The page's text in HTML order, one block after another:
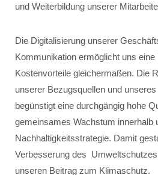
und Weiterbildung unserer
Die Digitalisierung unserer
Kommunikation ermöglicht uns
Kostenvorteile gleichermaßen. Die
unserer Bezugsquellen und
begünstigt eine durchgängig hohe
gemeinsames Wachstum innerhalb
Nachhaltigkeitsstrategie. Damit
Verbesserung des
unseren Beitrag zum Klimaschutz.